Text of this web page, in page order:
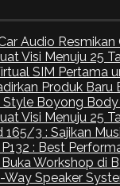
Audio
Visi Menuju 25
SIM Pertama
Produk
Style Boyong
Visi Menuju 25
165/3 : Sajikan
: Best
Workshop di
Speaker